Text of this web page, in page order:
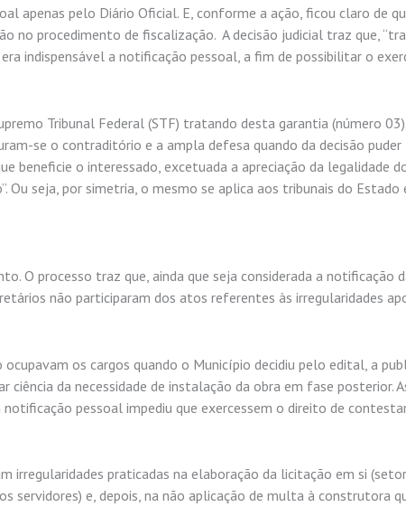
apenas pelo Diário Oficial. E, conforme a ação, ficou claro de
no procedimento de fiscalização. A decisão judicial traz que,
indispensável a notificação pessoal, a fim de possibilitar o
Tribunal Federal (STF) tratando desta garantia (número
se o contraditório e a ampla defesa quando da decisão puder
beneficie o interessado, excetuada a apreciação da legalidade
Ou seja, por simetria, o mesmo se aplica aos tribunais do Estado
O processo traz que, ainda que seja considerada a notificação
não participaram dos atos referentes às irregularidades
os cargos quando o Município decidiu pelo edital, a
da necessidade de instalação da obra em fase posterior.
pessoal impediu que exercessem o direito de
irregularidades praticadas na elaboração da licitação em si
servidores) e, depois, na não aplicação de multa à construtora